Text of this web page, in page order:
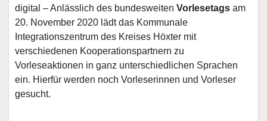
digital – Anlässlich des bundesweiten Vorlesetags am
20. November 2020 lädt das Kommunale
Integrationszentrum des Kreises Höxter mit
verschiedenen Kooperationspartnern zu
Vorleseaktionen in ganz unterschiedlichen Sprachen
ein. Hierfür werden noch Vorleserinnen und Vorleser
gesucht.